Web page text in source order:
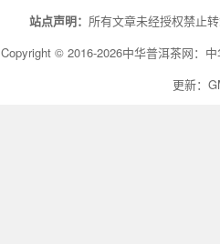
站点声明： 所有文章未经授权禁止
Copyright © 2016-2026中华普洱茶网：
更新：